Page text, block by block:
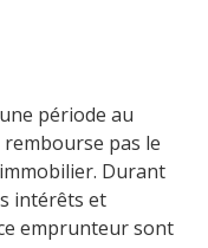
période au
pas le
Durant
intérêts et
emprunteur sont